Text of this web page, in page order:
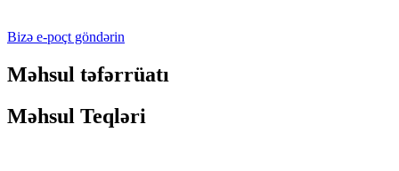
Bizə e-poçt göndərin
Məhsul təfərrüatı
Məhsul Teqləri